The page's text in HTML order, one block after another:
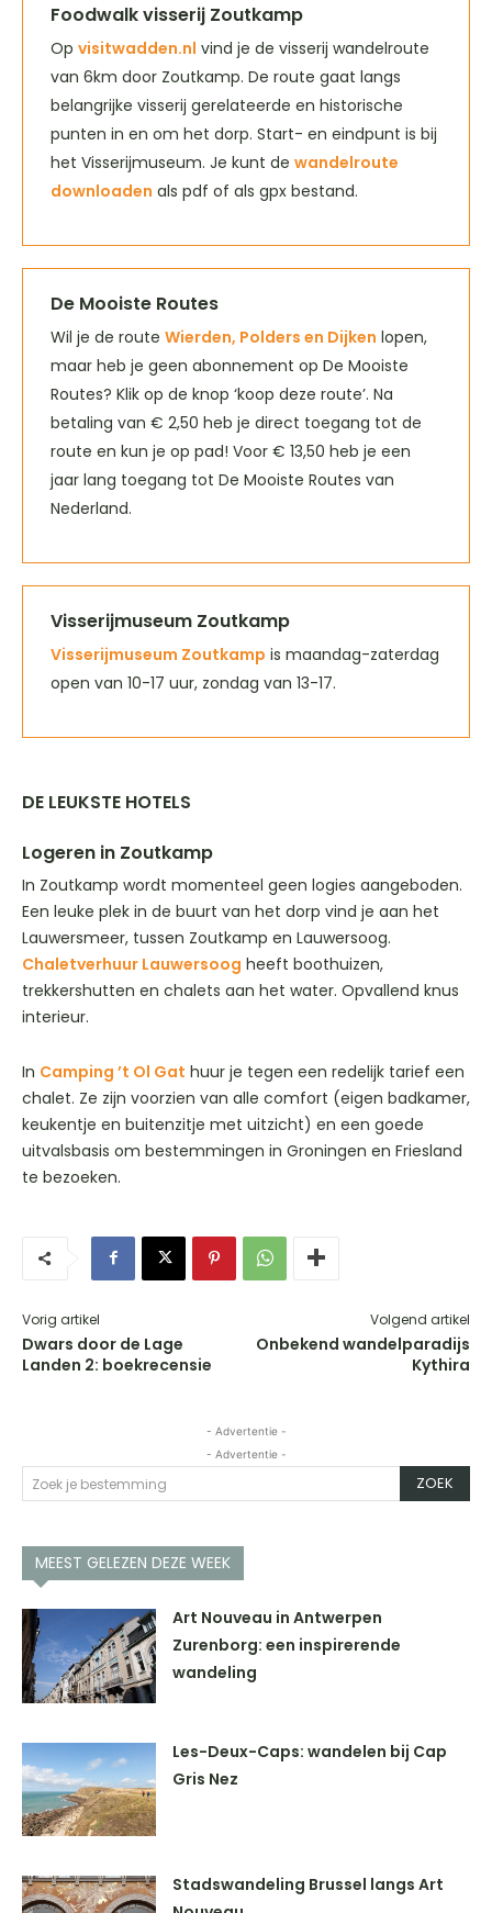
Foodwalk visserij Zoutkamp
Op visitwadden.nl vind je de visserij wandelroute
van 6km door Zoutkamp. De route gaat langs
belangrijke visserij gerelateerde en historische
punten in en om het dorp. Start- en eindpunt is bij
het Visserijmuseum. Je kunt de wandelroute
downloaden als pdf of als gpx bestand.
De Mooiste Routes
Wil je de route Wierden, Polders en Dijken lopen,
maar heb je geen abonnement op De Mooiste
Routes? Klik op de knop ‘koop deze route’. Na
betaling van € 2,50 heb je direct toegang tot de
route en kun je op pad! Voor € 13,50 heb je een
jaar lang toegang tot De Mooiste Routes van
Nederland.
Visserijmuseum Zoutkamp
Visserijmuseum Zoutkamp is maandag-zaterdag
open van 10-17 uur, zondag van 13-17.
DE LEUKSTE HOTELS
Logeren in Zoutkamp
In Zoutkamp wordt momenteel geen logies aangeboden.
Een leuke plek in de buurt van het dorp vind je aan het
Lauwersmeer, tussen Zoutkamp en Lauwersoog.
Chaletverhuur Lauwersoog heeft boothuizen,
trekkershutten en chalets aan het water. Opvallend knus
interieur.
In Camping ’t Ol Gat huur je tegen een redelijk tarief een
chalet. Ze zijn voorzien van alle comfort (eigen badkamer,
keukentje en buitenzitje met uitzicht) en een goede
uitvalsbasis om bestemmingen in Groningen en Friesland
te bezoeken.
Vorig artikel
Dwars door de Lage
Landen 2: boekrecensie
Volgend artikel
Onbekend wandelparadijs
Kythira
- Advertentie -
- Advertentie -
Zoek je bestemming ZOEK
MEEST GELEZEN DEZE WEEK
Art Nouveau in Antwerpen
Zurenborg: een inspirerende
wandeling
Les-Deux-Caps: wandelen bij Cap
Gris Nez
Stadswandeling Brussel langs Art